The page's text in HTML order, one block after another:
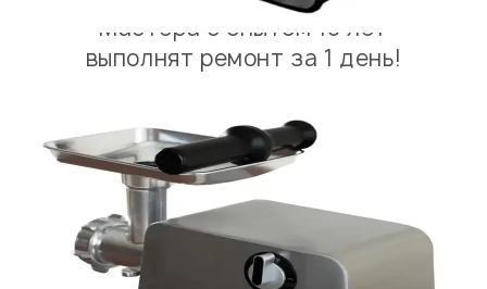
Мастера с опытом 10 лет
выполнят ремонт за 1 день!